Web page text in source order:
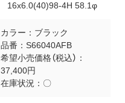
16x6.0(40)98-4H 58.1φ
カラー： ブラック
品番： S66040AFB
希望小売価格（税込）：
37,400円
在庫状況： 〇